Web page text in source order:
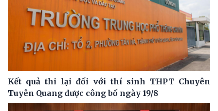
Kết quả thi lại đối với thí sinh THPT Chuyên
Tuyên Quang được công bố ngày 19/8